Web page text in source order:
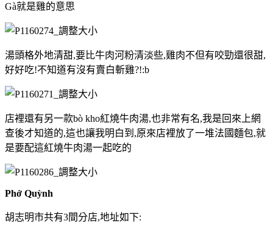
Gà就是雞的意思
湯頭格外地清甜,要比牛肉河粉清淡些,雞肉不但有咬勁還很甜,
好好吃!不知道有沒有賣白斬雞?!:b
店裡還有另一款bò kho紅燒牛肉湯,也非常有名,我是回來上網
查後才知道的,這也讓我明白到,原來店裡放了一堆法國麵包,就
是要配這紅燒牛肉湯一起吃的
Phở Quỳnh
胡志明市共有3間分店,地址如下: